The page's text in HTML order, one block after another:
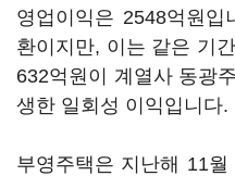
영업이익은 2548억원
환이지만, 이는 같은 기
632억원이 계열사 동광
생한 일회성 이익입니다.
부영주택은 지난해 11